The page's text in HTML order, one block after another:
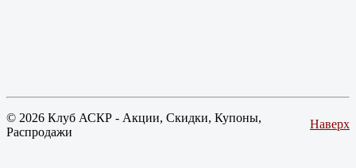
Наверх
© 2026 Клуб АСКР - Акции, Скидки, Купоны,
Распродажи